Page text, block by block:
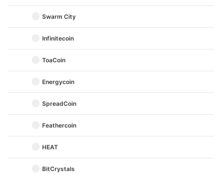
Swarm City
Infinitecoin
ToaCoin
Energycoin
SpreadCoin
Feathercoin
HEAT
BitCrystals